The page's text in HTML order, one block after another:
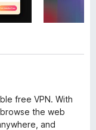
free VPN. With
the web
and